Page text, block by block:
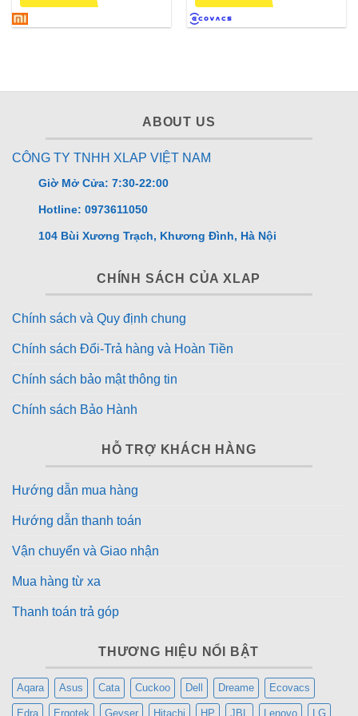
Bộ nhớ lớn 256GB
Thực tế sử dụng:
Chơi game:
Game nặng: chơi được, không quá nóng
👉 Điểm quan trọng:
Hiệu năng này không chỉ đủ dùng hiện tại, mà còn ổn
định trong nhiều năm tới.
Xiaomi HyperOS 2 Nâng Cấp Tính Năng AI
5 sao
5 sao
ABOUT US
CÔNG TY TNHH XLAP VIỆT NAM
Giờ Mở Cửa: 7:30-22:00
Hotline: 0973611050
104 Bùi Xương Trạch, Khương Đình, Hà Nội
CHÍNH SÁCH CỦA XLAP
Chính sách và Quy định chung
Chính sách Đổi-Trả hàng và Hoàn Tiền
Chính sách bảo mật thông tin
Chính sách Bảo Hành
HỖ TRỢ KHÁCH HÀNG
Hướng dẫn mua hàng
Hướng dẫn thanh toán
Vận chuyển và Giao nhận
Mua hàng từ xa
Thanh toán trả góp
THƯƠNG HIỆU NỔI BẬT
Aqara Asus Cata Cuckoo Dell Dreame Ecovacs
Edra Ergotek Geyser Hitachi HP JBL Lenovo LG